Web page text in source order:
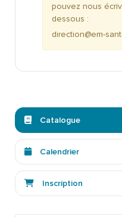
pouvez nous
dessous :
direction@em-
Catalogue
Calendrier
Inscription